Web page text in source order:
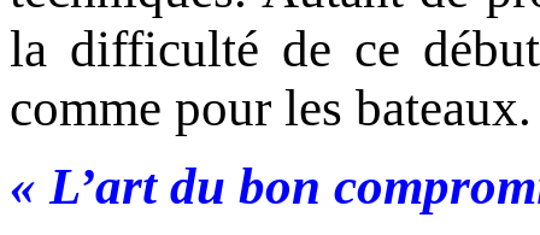
la difficulté de ce
comme pour les bateaux.
« L’art du bon